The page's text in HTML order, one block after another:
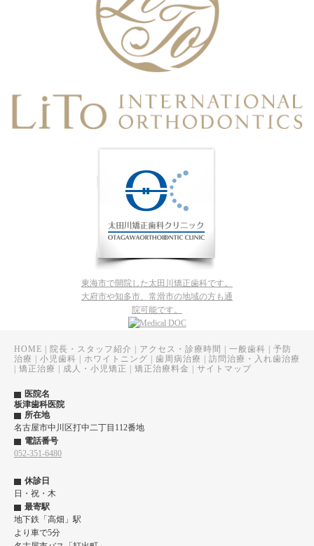
東海市で開院した太田川矯正歯科です。
大府市や知多市、常滑市の地域の方も通
院可能です。
HOME 院長・スタッフ紹介 アクセス・診療時間 一般歯科
予防
治療
小児歯科 ホワイトニング 歯周病治療
訪問治療・入れ歯治療
矯正治療 成人・小児矯正 矯正治療料金 サイトマップ
医院名
板津歯科医院
所在地
名古屋市中川区打中二丁目112番地
電話番号
052-351-6480
休診日
日・祝・木
最寄駅
地下鉄「高畑」駅
より車で5分